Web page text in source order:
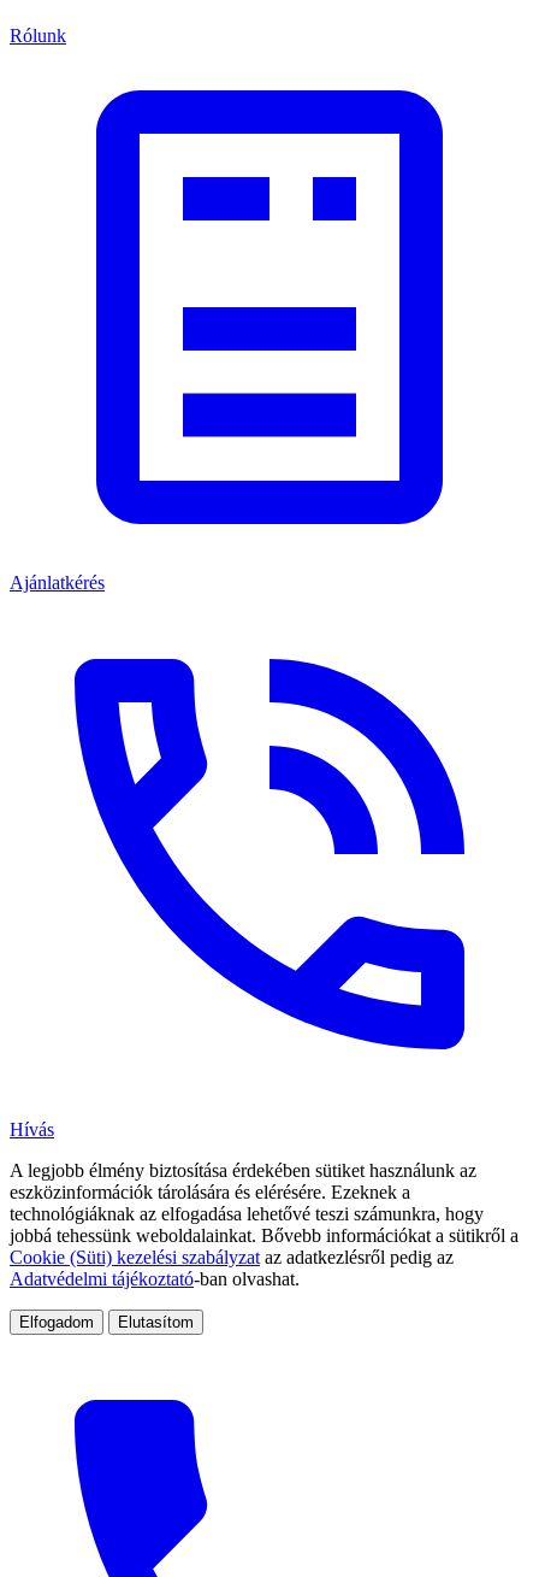
Rólunk
Ajánlatkérés
Hívás
A legjobb élmény biztosítása érdekében sütiket használunk az
eszközinformációk tárolására és elérésére. Ezeknek a
technológiáknak az elfogadása lehetővé teszi számunkra, hogy
jobbá tehessünk weboldalainkat. Bővebb információkat a sütikről a
Cookie (Süti) kezelési szabályzat az adatkezlésről pedig az
Adatvédelmi tájékoztató-ban olvashat.
Elfogadom Elutasítom